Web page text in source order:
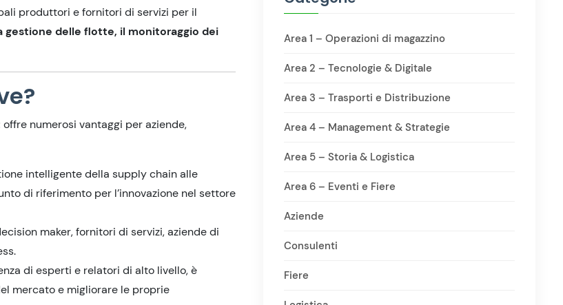
produttori e fornitori di servizi per il
gestione delle flotte, il monitoraggio dei
offre numerosi vantaggi per aziende,
intelligente della supply chain alle
di riferimento per l’innovazione nel settore
maker, fornitori di servizi, aziende di
di esperti e relatori di alto livello, è
mercato e migliorare le proprie
Area 1 – Operazioni di magazzino
Area 2 – Tecnologie & Digitale
Area 3 – Trasporti e Distribuzione
Area 4 – Management & Strategie
Area 5 – Storia & Logistica
Area 6 – Eventi e Fiere
Aziende
Consulenti
Fiere